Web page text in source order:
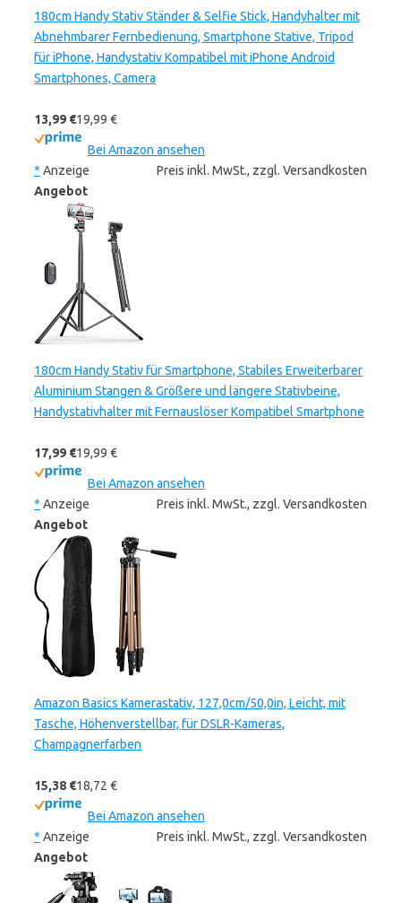
180cm Handy Stativ Ständer & Selfie Stick, Handyhalter mit
Abnehmbarer Fernbedienung, Smartphone Stative, Tripod
für iPhone, Handystativ Kompatibel mit iPhone Android
Smartphones, Camera
13,99 €19,99 €
Bei Amazon ansehen
* Anzeige
Preis inkl. MwSt., zzgl. Versandkosten
Angebot
180cm Handy Stativ für Smartphone, Stabiles Erweiterbarer
Aluminium Stangen & Größere und längere Stativbeine,
Handystativhalter mit Fernauslöser Kompatibel Smartphone
17,99 €19,99 €
Bei Amazon ansehen
* Anzeige
Preis inkl. MwSt., zzgl. Versandkosten
Angebot
Amazon Basics Kamerastativ, 127,0cm/50,0in, Leicht, mit
Tasche, Höhenverstellbar, für DSLR-Kameras,
Champagnerfarben
15,38 €18,72 €
Bei Amazon ansehen
* Anzeige
Preis inkl. MwSt., zzgl. Versandkosten
Angebot